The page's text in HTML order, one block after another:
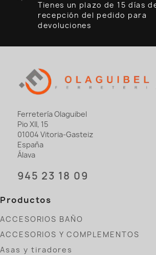
Tienes un plazo de 15 días
recepción del pedido para
devoluciones
Ferretería Olaguibel
Pio XII, 15
01004 Vitoria-Gasteiz
España
Álava
945 23 18 09
Productos
ACCESORIOS BAÑO
ACCESORIOS Y COMPLEMENTOS
Asas y tiradores